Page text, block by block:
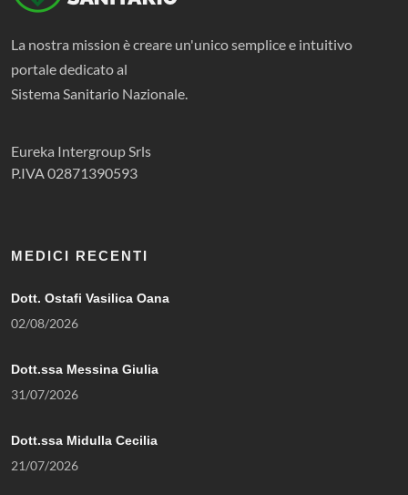
La nostra mission è creare un'unico semplice e intuitivo
portale dedicato al
Sistema Sanitario Nazionale.
Eureka Intergroup Srls
P.IVA 02871390593
MEDICI RECENTI
Dott. Ostafi Vasilica Oana
02/08/2026
Dott.ssa Messina Giulia
31/07/2026
Dott.ssa Midulla Cecilia
21/07/2026